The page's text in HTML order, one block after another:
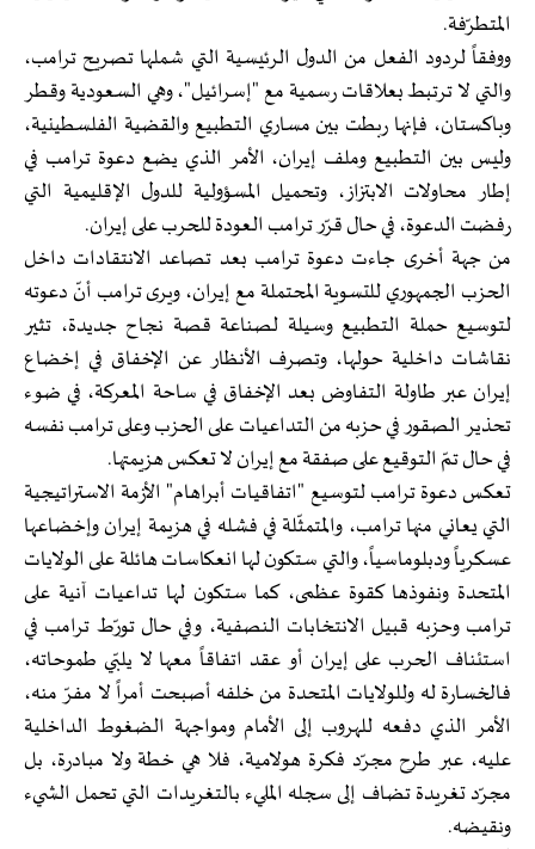
المتطرّفة.
ووفقاً لردود الفعل من الدول الرئيسية التي شملها تصريح ترامب،
والتي لا ترتبط بعلاقات رسمية مع "إسرائيل"، وهي السعودية وقطر
وباكستان، فإنها ربطت بين مساري التطبيع والقضية الفلسطينية،
وليس بين التطبيع وملف إيران، الأمر الذي يضع دعوة ترامب في
إطار محاولات الابتزاز، وتحميل المسؤولية للدول الإقليمية التي
رفضت الدعوة، في حال قرّر ترامب العودة للحرب على إيران.
من جهة أخرى جاءت دعوة ترامب بعد تصاعد الانتقادات داخل
الحزب الجمهوري للتسوية المحتملة مع إيران، ويرى ترامب أنّ دعوته
لتوسيع حملة التطبيع وسيلة لصناعة قصة نجاح جديدة، تثير
نقاشات داخلية حولها، وتصرف الأنظار عن الإخفاق في إخضاع
إيران عبر طاولة التفاوض بعد الإخفاق في ساحة المعركة، في ضوء
تحذير الصقور في حزبه من التداعيات على الحزب وعلى ترامب نفسه
في حال تمّ التوقيع على صفقة مع إيران لا تعكس هزيمتها.
تعكس دعوة ترامب لتوسيع "اتفاقيات أبراهام" الأزمة الاستراتيجية
التي يعاني منها ترامب، والمتمثّلة في فشله في هزيمة إيران وإخضاعها
عسكرياً ودبلوماسياً، والتي ستكون لها انعكاسات هائلة على الولايات
المتحدة ونفوذها كقوة عظمى، كما ستكون لها تداعيات آنية على
ترامب وحزبه قبيل الانتخابات النصفية، وفي حال تورّط ترامب في
استئناف الحرب على إيران أو عقد اتفاقاً معها لا يلبّي طموحاته،
فالخسارة له وللولايات المتحدة من خلفه أصبحت أمراً لا مفرّ منه،
الأمر الذي دفعه للهروب إلى الأمام ومواجهة الضغوط الداخلية
عليه، عبر طرح مجرّد فكرة هولامية، فلا هي خطة ولا مبادرة، بل
مجرّد تغريدة تضاف إلى سجله المليء بالتغريدات التي تحمل الشيء
ونقيضه.